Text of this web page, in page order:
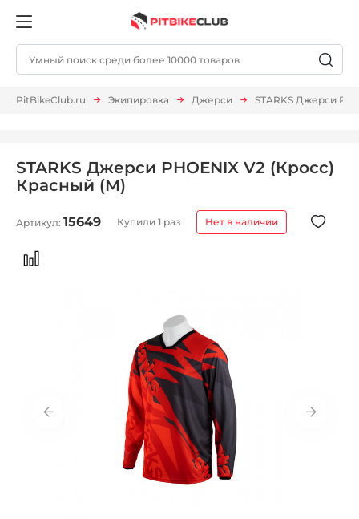
PitBikeClub.ru Экипировка Джерси STARKS Джерси
STARKS Джерси PHOENIX V2 (Кросс)
Красный (M)
Артикул: 15649 Купили 1 раз Нет в наличии